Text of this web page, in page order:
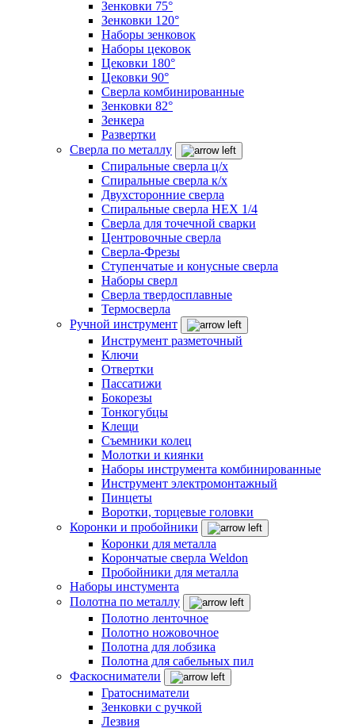
Зенковки 75°
Зенковки 120°
Наборы зенковок
Наборы цековок
Цековки 180°
Цековки 90°
Сверла комбинированные
Зенковки 82°
Зенкера
Развертки
Сверла по металлу
Спиральные сверла ц/х
Спиральные сверла к/х
Двухсторонние сверла
Спиральные сверла HEX 1/4
Сверла для точечной сварки
Центровочные сверла
Сверла-Фрезы
Ступенчатые и конусные сверла
Наборы сверл
Сверла твердосплавные
Термосверла
Ручной инструмент
Инструмент разметочный
Ключи
Отвертки
Пассатижи
Бокорезы
Тонкогубцы
Клещи
Съемники колец
Молотки и киянки
Наборы инструмента комбинированные
Инструмент электромонтажный
Пинцеты
Воротки, торцевые головки
Коронки и пробойники
Коронки для металла
Корончатые сверла Weldon
Пробойники для металла
Наборы инстумента
Полотна по металлу
Полотно ленточное
Полотно ножовочное
Полотна для лобзика
Полотна для сабельных пил
Фаскосниматели
Гратосниматели
Зенковки с ручкой
Лезвия